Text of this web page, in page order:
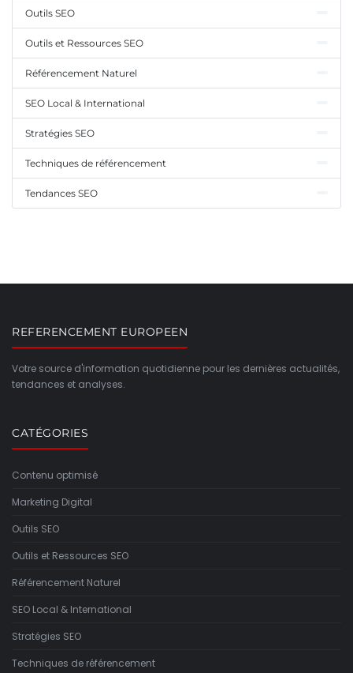
Outils SEO
Outils et Ressources SEO
Référencement Naturel
SEO Local & International
Stratégies SEO
Techniques de référencement
Tendances SEO
REFERENCEMENT EUROPEEN
Votre source d'information quotidienne pour les dernières actualités,
tendances et analyses.
CATÉGORIES
Contenu optimisé
Marketing Digital
Outils SEO
Outils et Ressources SEO
Référencement Naturel
SEO Local & International
Stratégies SEO
Techniques de référencement